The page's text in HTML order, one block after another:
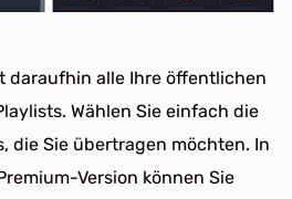
daraufhin alle Ihre öffentlichen
Wählen Sie einfach die
die Sie übertragen möchten. In
Version können Sie